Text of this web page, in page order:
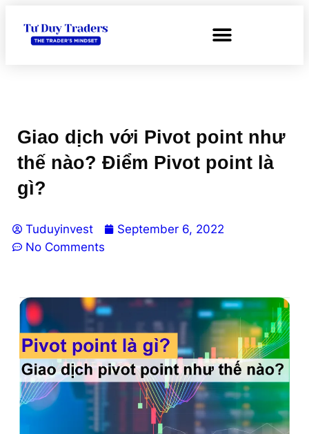
Giao dịch với Pivot point như
thế nào? Điểm Pivot point là
gì?
Tuduyinvest
September 6, 2022
No Comments